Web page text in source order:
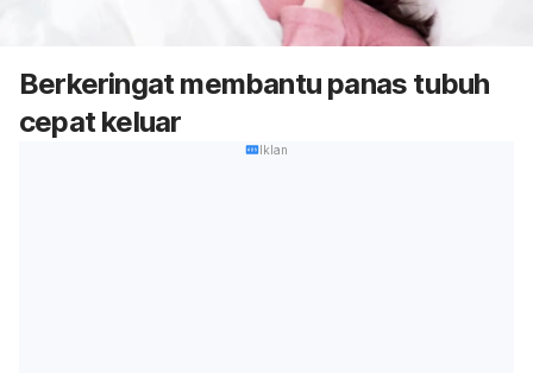
Berkeringat membantu panas tubuh
cepat keluar
Iklan